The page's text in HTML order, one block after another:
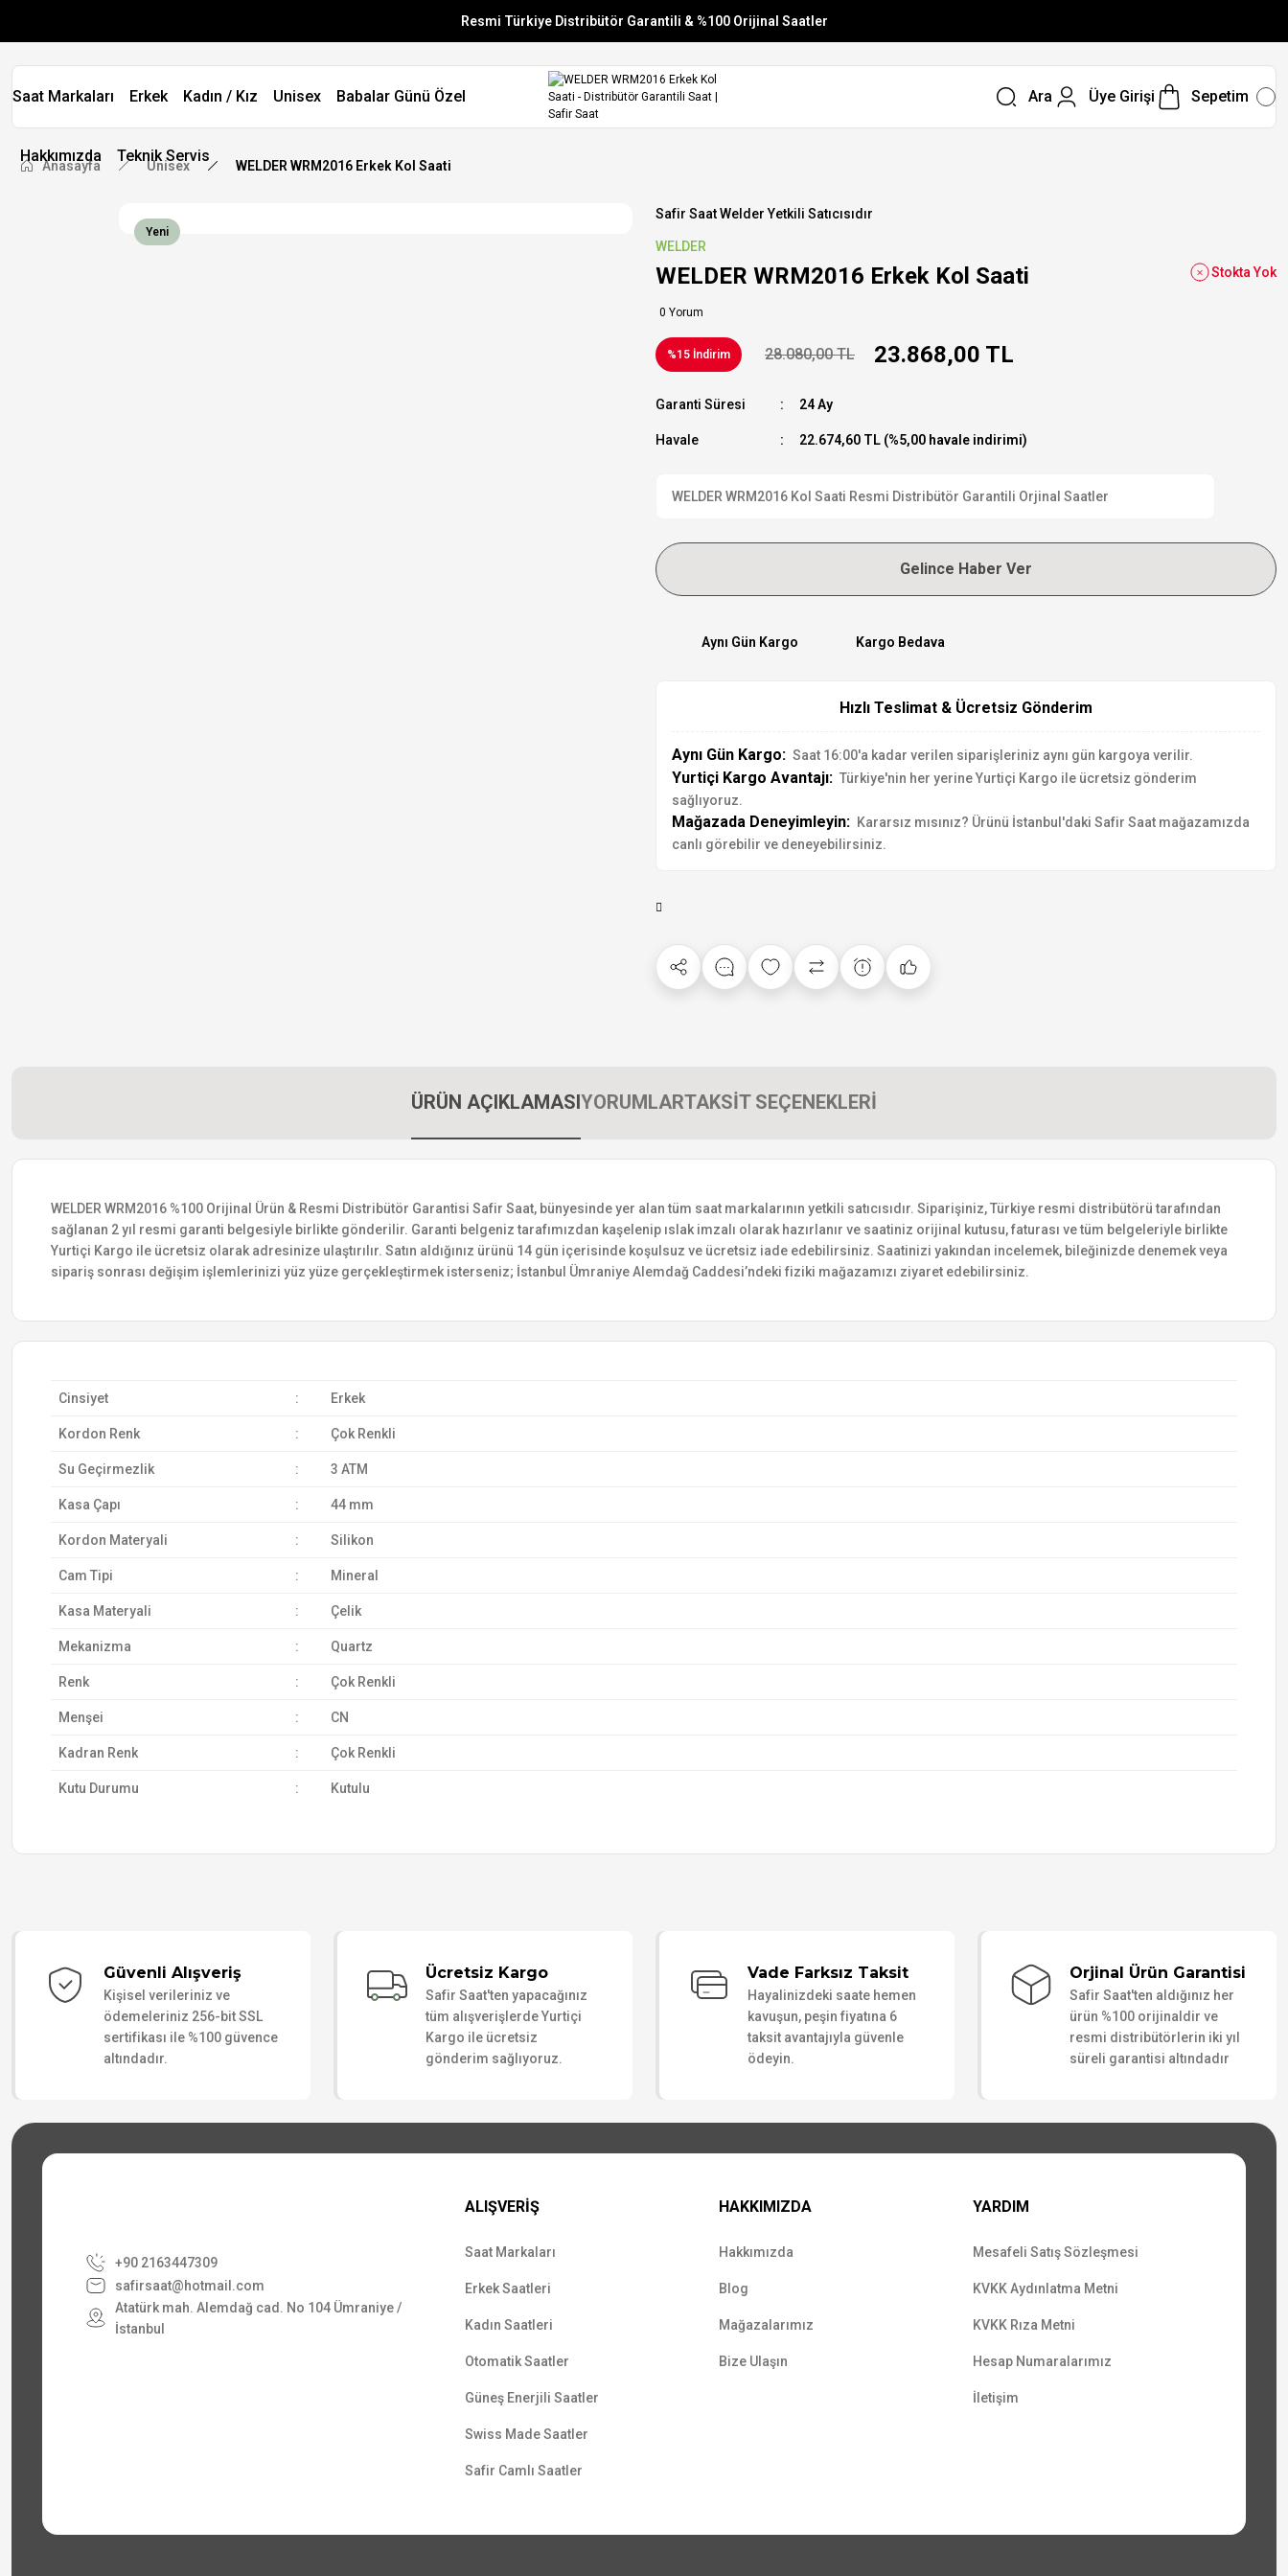
Resmi Türkiye Distribütör Garantili & %100 Orijinal Saatler
Vade Farksız 6 Taksit
Aynı Gün Stoktan Gönderim
Saat Markaları Erkek Kadın / Kız Unisex Babalar Günü Özel
Hakkımızda Teknik Servis
Ara Üye Girişi Sepetim
Anasayfa Unisex WELDER WRM2016 Erkek Kol Saati
Yeni
Safir Saat Welder Yetkili Satıcısıdır
WELDER
WELDER WRM2016 Erkek Kol Saati
0 Yorum
Stokta Yok
%15 İndirim 28.080,00 TL 23.868,00 TL
Garanti Süresi 24 Ay
Havale 22.674,60 TL (%5,00 havale indirimi)
WELDER WRM2016 Kol Saati Resmi Distribütör Garantili Orjinal Saatler
Gelince Haber Ver
Aynı Gün Kargo Kargo Bedava
Hızlı Teslimat & Ücretsiz Gönderim
Aynı Gün Kargo: Saat 16:00'a kadar verilen siparişleriniz aynı gün kargoya verilir.
Yurtiçi Kargo Avantajı: Türkiye'nin her yerine Yurtiçi Kargo ile ücretsiz gönderim
sağlıyoruz.
Mağazada Deneyimleyin: Kararsız mısınız? Ürünü İstanbul'daki Safir Saat mağazamızda
canlı görebilir ve deneyebilirsiniz.
ÜRÜN AÇIKLAMASIYORUMLARTAKSİT SEÇENEKLERİ
WELDER WRM2016 %100 Orijinal Ürün & Resmi Distribütör Garantisi Safir Saat, bünyesinde yer alan tüm saat markalarının yetkili satıcısıdır. Siparişiniz, Türkiye resmi distribütörü tarafından
sağlanan 2 yıl resmi garanti belgesiyle birlikte gönderilir. Garanti belgeniz tarafımızdan kaşelenip ıslak imzalı olarak hazırlanır ve saatiniz orijinal kutusu, faturası ve tüm belgeleriyle birlikte
Yurtiçi Kargo ile ücretsiz olarak adresinize ulaştırılır. Satın aldığınız ürünü 14 gün içerisinde koşulsuz ve ücretsiz iade edebilirsiniz. Saatinizi yakından incelemek, bileğinizde denemek veya
sipariş sonrası değişim işlemlerinizi yüz yüze gerçekleştirmek isterseniz; İstanbul Ümraniye Alemdağ Caddesi’ndeki fiziki mağazamızı ziyaret edebilirsiniz.
Cinsiyet : Erkek
Kordon Renk : Çok Renkli
Su Geçirmezlik : 3 ATM
Kasa Çapı : 44 mm
Kordon Materyali : Silikon
Cam Tipi : Mineral
Kasa Materyali : Çelik
Mekanizma : Quartz
Renk : Çok Renkli
Menşei : CN
Kadran Renk : Çok Renkli
Kutu Durumu : Kutulu
Güvenli Alışveriş
Kişisel verileriniz ve
ödemeleriniz 256-bit SSL
sertifikası ile %100 güvence
altındadır.
Ücretsiz Kargo
Safir Saat'ten yapacağınız
tüm alışverişlerde Yurtiçi
Kargo ile ücretsiz
gönderim sağlıyoruz.
Vade Farksız Taksit
Hayalinizdeki saate hemen
kavuşun, peşin fiyatına 6
taksit avantajıyla güvenle
ödeyin.
Orjinal Ürün Garantisi
Safir Saat'ten aldığınız her
ürün %100 orijinaldir ve
resmi distribütörlerin iki yıl
süreli garantisi altındadır
+90 2163447309
safirsaat@hotmail.com
Atatürk mah. Alemdağ cad. No 104 Ümraniye /
İstanbul
ALIŞVERİŞ
Saat Markaları
Erkek Saatleri
Kadın Saatleri
Otomatik Saatler
Güneş Enerjili Saatler
Swiss Made Saatler
Safir Camlı Saatler
HAKKIMIZDA
Hakkımızda
Blog
Mağazalarımız
Bize Ulaşın
YARDIM
Mesafeli Satış Sözleşmesi
KVKK Aydınlatma Metni
KVKK Rıza Metni
Hesap Numaralarımız
İletişim